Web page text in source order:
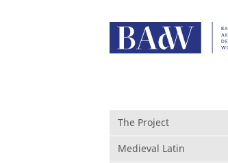
The Project
Medieval Latin